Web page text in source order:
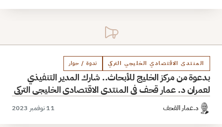
المنتدى الاقتصادي الخليجي التركي ندوة / حوار
بدعوة من مركز الخليج للأبحاث.. شارك المدير التنفيذي
لعمران د. عمار قحف في المنتدى الاقتصادي الخليجي التركي
د.عمار القحف 11 نوفمبر 2023